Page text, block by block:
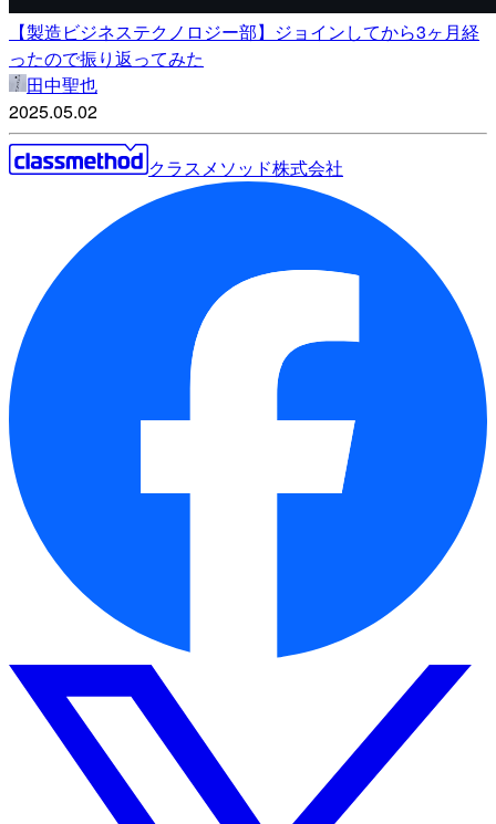
【製造ビジネステクノロジー部】ジョインしてから3ヶ月経
ったので振り返ってみた
田中聖也
2025.05.02
クラスメソッド株式会社